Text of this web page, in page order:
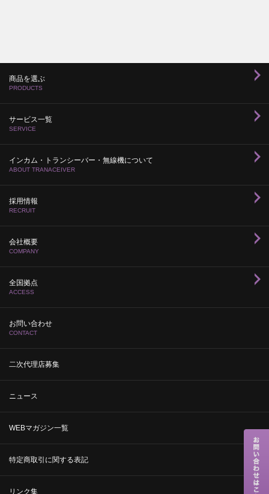
商品を選ぶ
PRODUCTS
サービス一覧
SERVICE
インカム・トランシーバー・無線機について
ABOUT TRANACEIVER
採用情報
RECRUIT
会社概要
COMPANY
全国拠点
ACCESS
お問い合わせ
CONTACT
二次代理店募集
ニュース
WEBマガジン一覧
特定商取引に関する表記
リンク集